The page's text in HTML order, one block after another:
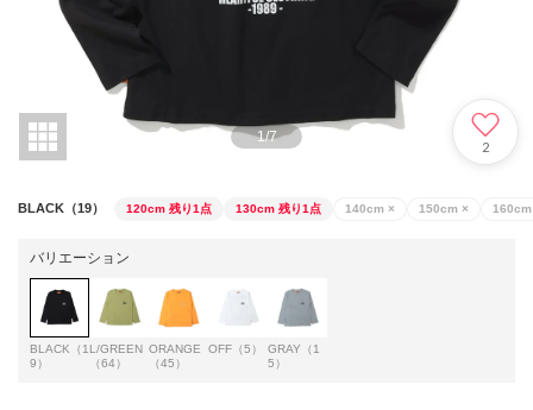
1/7
2
BLACK（19） 120cm 残り1点 130cm 残り1点 140cm × 150cm × 160cm
バリエーション
BLACK（1
9）
L/GREEN
（64）
ORANGE
（45）
OFF（5）
GRAY（1
5）